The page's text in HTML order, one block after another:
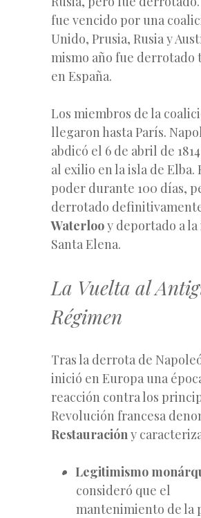
fue vencido por una
Unido, Prusia, Rusia y
mismo año fue derrotado
en España.
Los miembros de la
llegaron hasta París.
abdicó el 6 de abril de
al exilio en la isla de Elba.
poder durante 100 días,
derrotado
Waterlooy deportado a la
Santa Elena.
La Vuelta al
Régimen
Tras la derrota de
inició en Europa una
reacción contra los
Revolución francesa
Restauracióny
Legitimismo
consideró que el
mantenimiento de la